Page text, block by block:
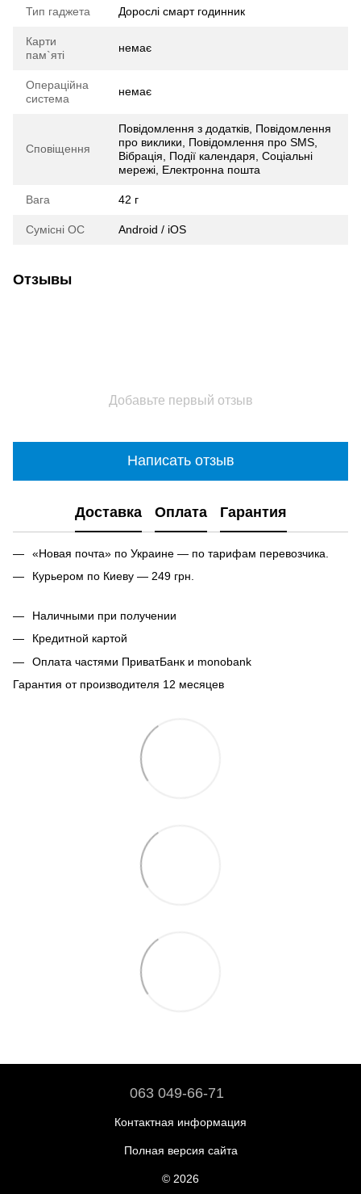
Тип гаджета Дорослі смарт годинник
Карти
пам`яті
немає
Операційна
система
немає
Сповіщення
Повідомлення з додатків, Повідомлення
про виклики, Повідомлення про SMS,
Вібрація, Події календаря, Соціальні
мережі, Електронна пошта
Вага 42 г
Сумісні ОС Android / iOS
Отзывы
Добавьте первый отзыв
Написать отзыв
Доставка Оплата Гарантия
«Новая почта» по Украине — по тарифам перевозчика.
Курьером по Киеву — 249 грн.
Наличными при получении
Кредитной картой
Оплата частями ПриватБанк и monobank
Гарантия от производителя 12 месяцев
063 049-66-71
Контактная информация
Полная версия сайта
© 2026